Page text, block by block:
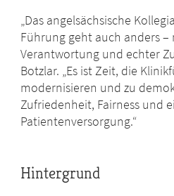
„Das angelsächsische
Führung geht auch anders
Verantwortung und echter
Botzlar. „Es ist Zeit, die
modernisieren und zu
Zufriedenheit, Fairness und
Patientenversorgung.“
Hintergrund